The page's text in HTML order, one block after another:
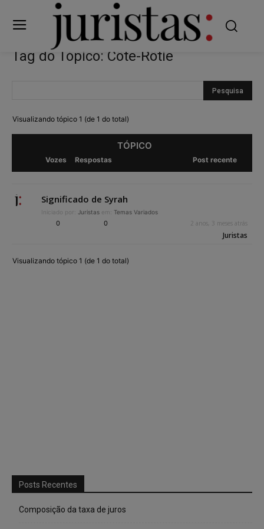
Tag do Tópico: Côte-Rôtie
Visualizando tópico 1 (de 1 do total)
TÓPICO
Vozes Respostas Post recente
Significado de Syrah
Iniciado por: Juristas em: Temas Variados
0 0 2 anos, 3 meses atrás
Juristas
Visualizando tópico 1 (de 1 do total)
Posts Recentes
Composição da taxa de juros